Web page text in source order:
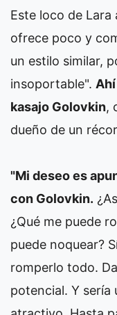
Este loco de
ofrece poco y
un estilo similar,
insoportable".
kasajo Golovkin,
dueño de un
"Mi deseo es
con Golovkin.
¿Qué me puede
puede noquear?
romperlo todo.
potencial. Y sería